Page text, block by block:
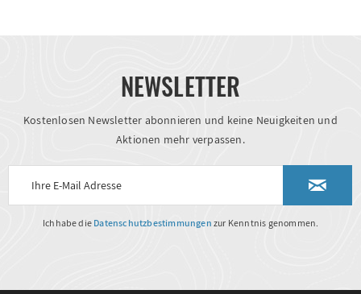
NEWSLETTER
Kostenlosen Newsletter abonnieren und keine Neuigkeiten und
Aktionen mehr verpassen.
Ich habe die Datenschutzbestimmungen zur Kenntnis genommen.